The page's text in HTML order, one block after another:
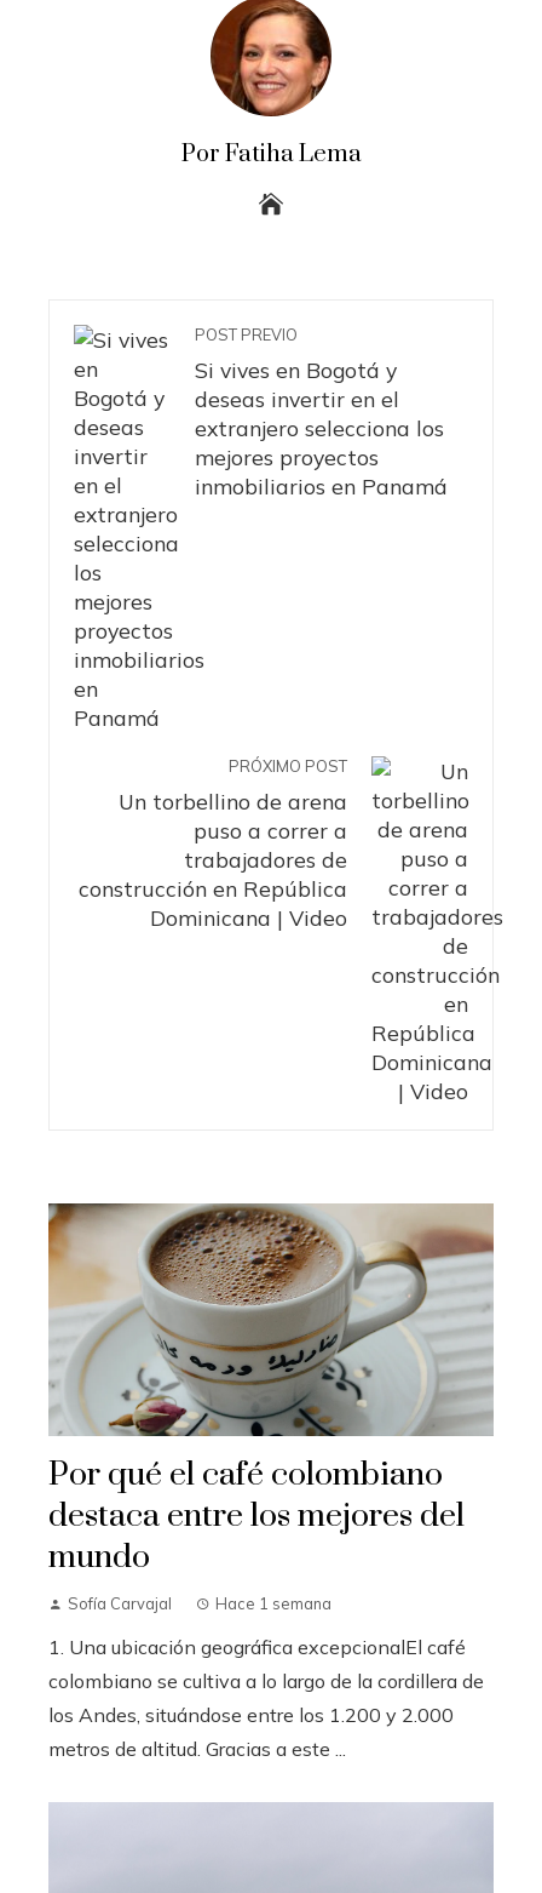
Por Fatiha Lema
POST PREVIO
Si vives en Bogotá y
deseas invertir en el
extranjero selecciona los
mejores proyectos
inmobiliarios en Panamá
PRÓXIMO POST
Un torbellino de arena
puso a correr a
trabajadores de
construcción en República
Dominicana | Video
Por qué el café colombiano
destaca entre los mejores del
mundo
Sofía Carvajal Hace 1 semana
1. Una ubicación geográfica excepcionalEl café
colombiano se cultiva a lo largo de la cordillera de
los Andes, situándose entre los 1.200 y 2.000
metros de altitud. Gracias a este ...